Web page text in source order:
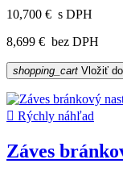
10,700 € s DPH
8,699 € bez DPH
shopping_cart Vložiť
 Rýchly náhľad
Záves